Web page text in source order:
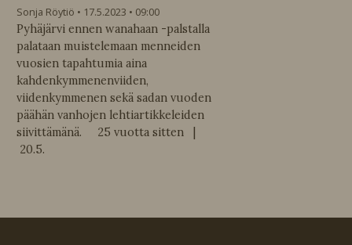
Sonja Röytiö 17.5.2023
09:00
Pyhäjärvi ennen wanahaan -palstalla
palataan muistelemaan menneiden
vuosien tapahtumia aina
kahdenkymmenenviiden,
viidenkymmenen sekä sadan vuoden
päähän vanhojen lehtiartikkeleiden
siivittämänä. 25 vuotta sitten |
20.5.